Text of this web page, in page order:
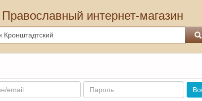
Православный интернет-магазин
Пароль